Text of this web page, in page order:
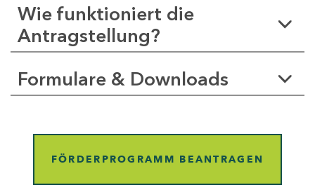
Wie funktioniert die
Antragstellung?
Formulare & Downloads
FÖRDERPROGRAMM BEANTRAGEN